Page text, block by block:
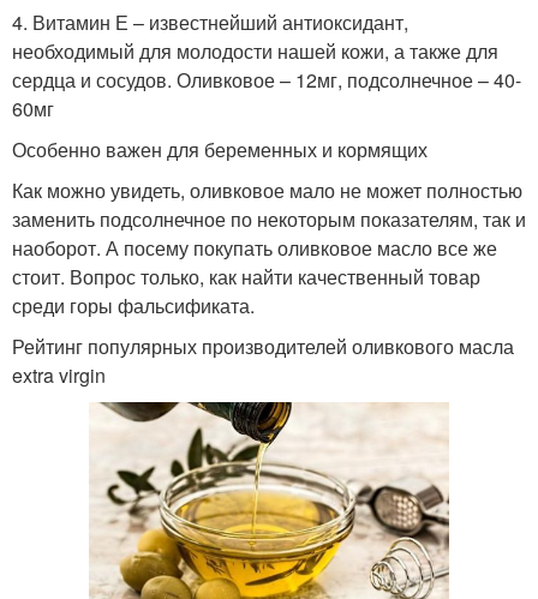
4. Витамин Е – известнейший антиоксидант,
необходимый для молодости нашей кожи, а также для
сердца и сосудов. Оливковое – 12мг, подсолнечное – 40-
60мг
Особенно важен для беременных и кормящих
Как можно увидеть, оливковое мало не может полностью
заменить подсолнечное по некоторым показателям, так и
наоборот. А посему покупать оливковое масло все же
стоит. Вопрос только, как найти качественный товар
среди горы фальсификата.
Рейтинг популярных производителей оливкового масла
extra virgin